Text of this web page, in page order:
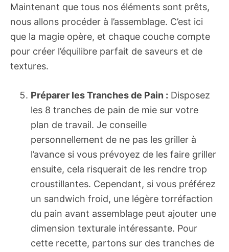
Maintenant que tous nos éléments sont prêts,
nous allons procéder à l’assemblage. C’est ici
que la magie opère, et chaque couche compte
pour créer l’équilibre parfait de saveurs et de
textures.
Préparer les Tranches de Pain : Disposez
les 8 tranches de pain de mie sur votre
plan de travail. Je conseille
personnellement de ne pas les griller à
l’avance si vous prévoyez de les faire griller
ensuite, cela risquerait de les rendre trop
croustillantes. Cependant, si vous préférez
un sandwich froid, une légère torréfaction
du pain avant assemblage peut ajouter une
dimension texturale intéressante. Pour
cette recette, partons sur des tranches de